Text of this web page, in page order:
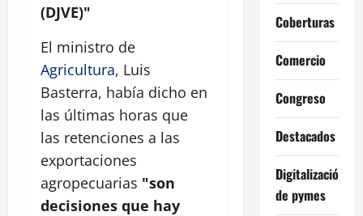
(DJVE)"
El ministro de
Agricultura, Luis
Basterra, había dicho en
las últimas horas que
las retenciones a las
exportaciones
agropecuarias "son
decisiones que hay
Coberturas
Comercio
Congreso
Destacados
Digitalización
de pymes